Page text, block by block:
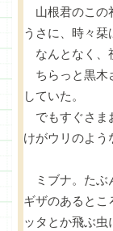
山根君のこの
うさに、時々栞
なんとなく、
ちらっと黒木
していた。
でもすぐさま
けがウリのよう
ミブナ。たぶ
ギザのあると
ッタとか飛ぶ虫